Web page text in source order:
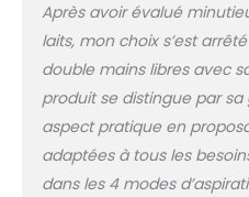
ne
Après avoir évalué
laits, mon choix s’est
double mains libres avec
produit se distingue par
aspect pratique en
adaptées à tous les
dans les 4 modes